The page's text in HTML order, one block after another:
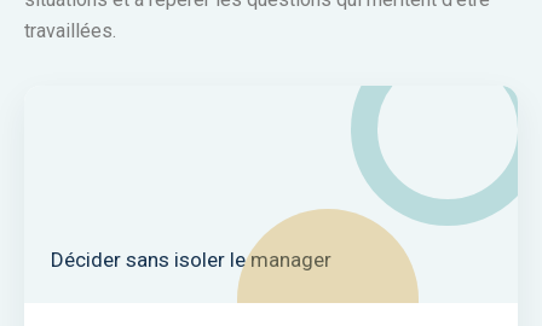
travaillées.
Décider sans isoler le manager